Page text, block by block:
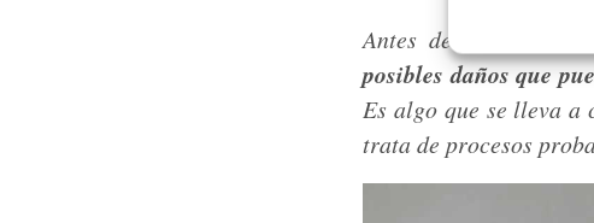
Antes de seguir
posibles daños que
Es algo que se lleva a
trata de procesos